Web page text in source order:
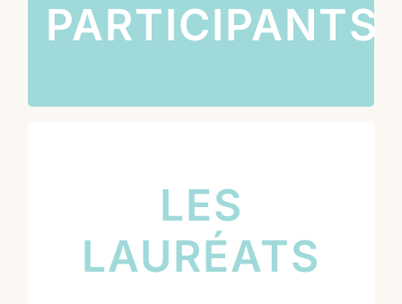
PARTICIPANTS
Chaque élève recevra un jeu de l’oie papier sur la
saisonnalité (selon les stocks disponibles) soit
LES
LAURÉATS
LES LAURÉATS
Les classes lauréats seront mis en avant sur notre
site web.
Merci d’avoir participé !